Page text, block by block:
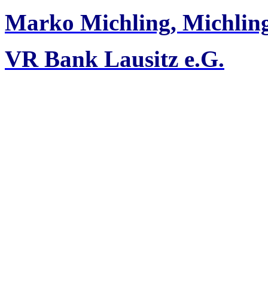
Marko Michling,
VR Bank Lausitz e.G.